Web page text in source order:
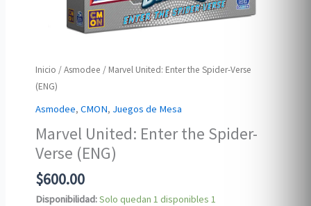
Inicio /Asmodee / Marvel United: Enter the Spider-Verse
(ENG)
Asmodee,CMON, Juegos de Mesa
Marvel United: Enter the Spider-
Verse (ENG)
$600.00
Disponibilidad:Solo quedan 1 disponibles 1